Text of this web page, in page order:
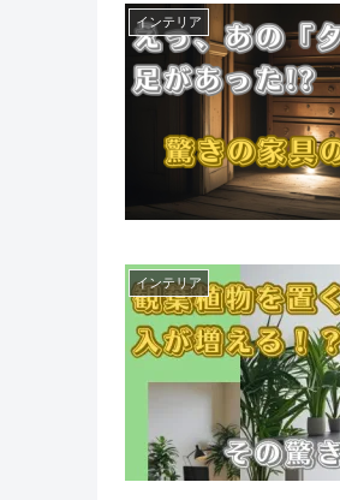
インテリア
インテリア